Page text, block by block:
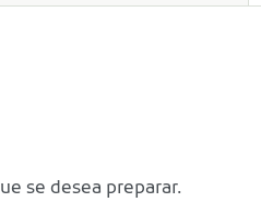
se desea preparar.